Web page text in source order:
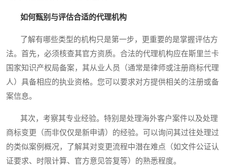
如何甄别与评估合适的代理机构
了解有哪些类型的机构只是第一步，更重要的是掌握评估方
法。首先，必须核查其官方资质。合法的代理机构应在斯里兰卡
国家知识产权局备案，其从业人员（通常是律师或注册商标代理
人）具备相应的执业资格。您可以要求对方提供相关的注册或备
案信息。
其次，考察其专业经验。特别是处理海外客户案件以及处理
商标变更（而非仅仅是新申请）的经验。可以询问其过往处理过
的类似案例概况，了解其对变更流程中潜在难点（如文件公证认
证要求、时限计算、官方意见答复等）的熟悉程度。